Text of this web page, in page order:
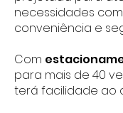
necessidades
conveniência e
Com
para mais de 40
terá facilidade ao